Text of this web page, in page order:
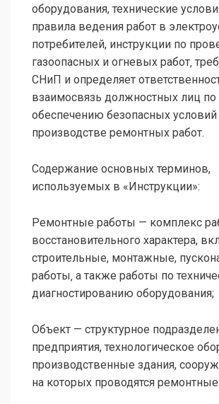
оборудования, технические
правила ведения работ в
потребителей, инструкции по
газоопасных и огневых работ‚
СНиП и определяет
взаимосвязь должностных лиц по
обеспечению безопасных
производстве ремонтных работ.
Содержание основных терминов,
используемых в «Инструкции»:
Ремонтные работы — комплекс
восстановительного характера,
строительные, монтажные,
работы‚ а также работы по
диагностированию оборудования;
Объект — структурное
предприятия, технологическое
производственные здания,
на которых проводятся